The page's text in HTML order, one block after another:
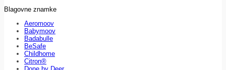
Blagovne znamke
Aeromoov
Babymoov
Badabulle
BeSafe
Childhome
Citron®